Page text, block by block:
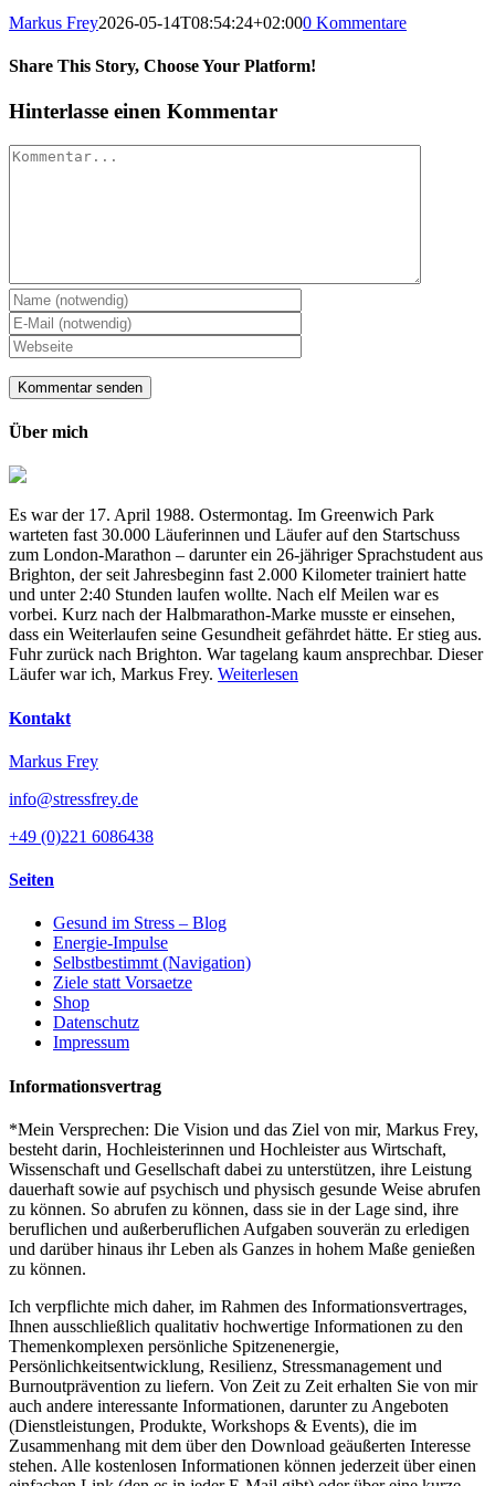
Markus Frey2026-05-14T08:54:24+02:000 Kommentare
Share This Story, Choose Your Platform!
Hinterlasse einen Kommentar
Kommentar
Über mich
Es war der 17. April 1988. Ostermontag. Im Greenwich Park
warteten fast 30.000 Läuferinnen und Läufer auf den Startschuss
zum London-Marathon – darunter ein 26-jähriger Sprachstudent aus
Brighton, der seit Jahresbeginn fast 2.000 Kilometer trainiert hatte
und unter 2:40 Stunden laufen wollte. Nach elf Meilen war es
vorbei. Kurz nach der Halbmarathon-Marke musste er einsehen,
dass ein Weiterlaufen seine Gesundheit gefährdet hätte. Er stieg aus.
Fuhr zurück nach Brighton. War tagelang kaum ansprechbar. Dieser
Läufer war ich, Markus Frey. Weiterlesen
Kontakt
Markus Frey
info@stressfrey.de
+49 (0)221 6086438
Seiten
Gesund im Stress – Blog
Energie-Impulse
Selbstbestimmt (Navigation)
Ziele statt Vorsaetze
Shop
Datenschutz
Impressum
Informationsvertrag
*Mein Versprechen: Die Vision und das Ziel von mir, Markus Frey,
besteht darin, Hochleisterinnen und Hochleister aus Wirtschaft,
Wissenschaft und Gesellschaft dabei zu unterstützen, ihre Leistung
dauerhaft sowie auf psychisch und physisch gesunde Weise abrufen
zu können. So abrufen zu können, dass sie in der Lage sind, ihre
beruflichen und außerberuflichen Aufgaben souverän zu erledigen
und darüber hinaus ihr Leben als Ganzes in hohem Maße genießen
zu können.
Ich verpflichte mich daher, im Rahmen des Informationsvertrages,
Ihnen ausschließlich qualitativ hochwertige Informationen zu den
Themenkomplexen persönliche Spitzenenergie,
Persönlichkeitsentwicklung, Resilienz, Stressmanagement und
Burnoutprävention zu liefern. Von Zeit zu Zeit erhalten Sie von mir
auch andere interessante Informationen, darunter zu Angeboten
(Dienstleistungen, Produkte, Workshops & Events), die im
Zusammenhang mit dem über den Download geäußerten Interesse
stehen. Alle kostenlosen Informationen können jederzeit über einen